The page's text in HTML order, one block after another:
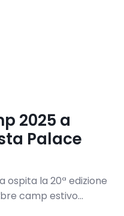
2025 a
Palace
ospita la 20ª edizione
camp estivo...